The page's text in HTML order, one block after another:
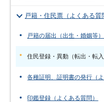
戸籍・住民票（よくある質
戸籍の届出（出生・婚姻等
住民登録・異動（転出・転
各種証明、証明書の発行（よ
印鑑登録（よくある質問）